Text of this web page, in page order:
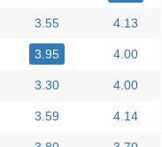
3.55 4.13
3.95 4.00
3.30 4.00
3.59 4.14